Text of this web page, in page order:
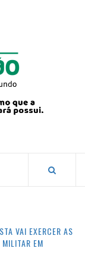
VAI EXERCER AS
EM